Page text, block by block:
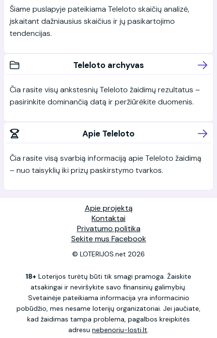
Šiame puslapyje pateikiama Teleloto skaičių analizė,
įskaitant dažniausius skaičius ir jų pasikartojimo
tendencijas.
Teleloto archyvas
Čia rasite visų ankstesnių Teleloto žaidimų rezultatus –
pasirinkite dominančią datą ir peržiūrėkite duomenis.
Apie Teleloto
Čia rasite visą svarbią informaciją apie Teleloto žaidimą
– nuo taisyklių iki prizų paskirstymo tvarkos.
Apie projektą
Kontaktai
Privatumo politika
Sekite mus Facebook
© LOTERIJOS.net 2026
18+ Loterijos turėtų būti tik smagi pramoga. Žaiskite
atsakingai ir neviršykite savo finansinių galimybių.
Svetainėje pateikiama informacija yra informacinio
pobūdžio, mes nesame loterijų organizatoriai. Jei jaučiate,
kad žaidimas tampa problema, pagalbos kreipkitės
adresu nebenoriu-losti.lt.